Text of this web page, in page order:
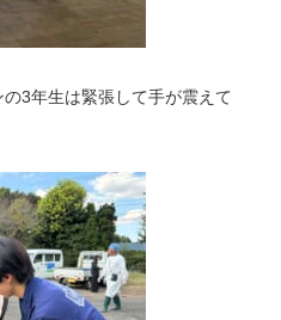
3年生は緊張して手が震えて